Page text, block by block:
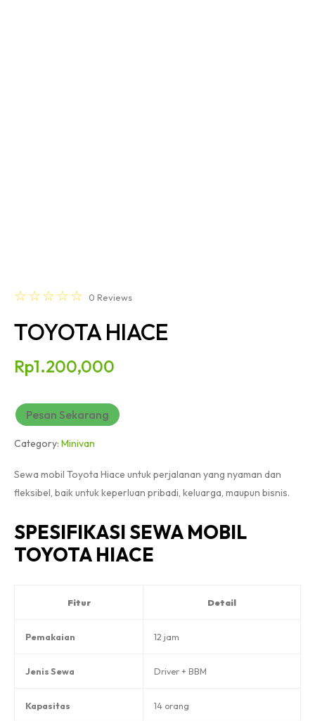
☆☆☆☆☆ 0 Reviews
TOYOTA HIACE
Rp1.200,000
Pesan Sekarang
Category: Minivan
Sewa mobil Toyota Hiace untuk perjalanan yang nyaman dan
fleksibel, baik untuk keperluan pribadi, keluarga, maupun bisnis.
SPESIFIKASI SEWA MOBIL
TOYOTA HIACE
Fitur Detail
Pemakaian 12 jam
Jenis Sewa Driver + BBM
Kapasitas 14 orang